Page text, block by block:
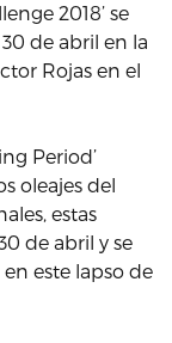
2018’ se
de abril en la
Rojas en el
Period’
oleajes del
estas
de abril y se
este lapso de